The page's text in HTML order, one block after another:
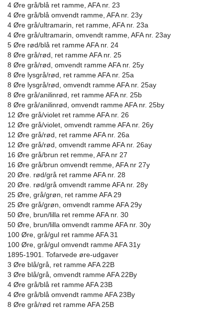
4 Øre grå/blå ret ramme, AFA nr. 23
4 Øre grå/blå omvendt ramme, AFA nr. 23y
4 Øre grå/ultramarin, ret ramme, AFA nr. 23a
4 Øre grå/ultramarin, omvendt ramme, AFA nr. 23ay
5 Øre rød/blå ret ramme AFA nr. 24
8 Øre grå/rød, ret ramme AFA nr. 25
8 Øre grå/rød, omvendt ramme AFA nr. 25y
8 Øre lysgrå/rød, ret ramme AFA nr. 25a
8 Øre lysgrå/rød, omvendt ramme AFA nr. 25ay
8 Øre grå/anilinrød, ret ramme AFA nr. 25b
8 Øre grå/anilinrød, omvendt ramme AFA nr. 25by
12 Øre grå/violet ret ramme AFA nr. 26
12 Øre grå/violet, omvendt ramme AFA nr. 26y
12 Øre grå/rød, ret ramme AFA nr. 26a
12 Øre grå/rød, omvendt ramme AFA nr. 26ay
16 Øre grå/brun ret remme, AFA nr 27
16 Øre grå/brun omvendt remme, AFA nr 27y
20 Øre. rød/grå ret ramme AFA nr. 28
20 Øre. rød/grå omvendt ramme AFA nr. 28y
25 Øre, grå/grøn, ret ramme AFA 29
25 Øre grå/grøn, omvendt ramme AFA 29y
50 Øre, brun/lilla ret remme AFA nr. 30
50 Øre, brun/lilla omvendt ramme AFA nr. 30y
100 Øre, grå/gul ret ramme AFA 31
100 Øre, grå/gul omvendt ramme AFA 31y
1895-1901. Tofarvede øre-udgaver
3 Øre blå/grå, ret ramme AFA 22B
3 Øre blå/grå, omvendt ramme AFA 22By
4 Øre grå/blå ret ramme AFA 23B
4 Øre grå/blå omvendt ramme AFA 23By
8 Øre grå/rød ret ramme AFA 25B